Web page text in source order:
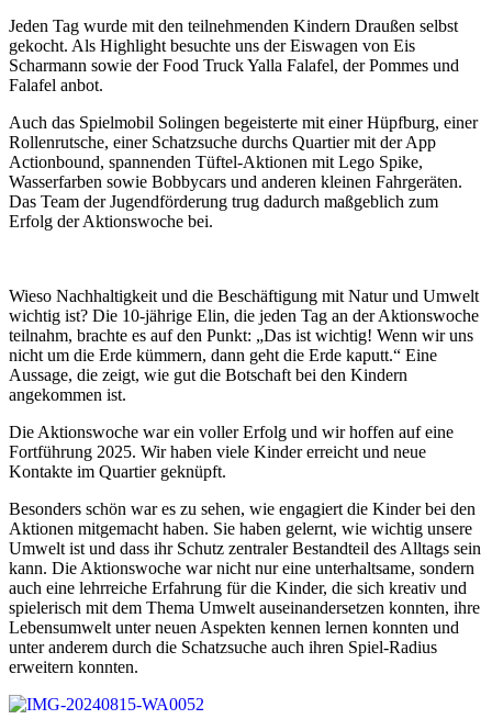
Jeden Tag wurde mit den teilnehmenden Kindern Draußen selbst
gekocht. Als Highlight besuchte uns der Eiswagen von Eis
Scharmann sowie der Food Truck Yalla Falafel, der Pommes und
Falafel anbot.
Auch das Spielmobil Solingen begeisterte mit einer Hüpfburg, einer
Rollenrutsche, einer Schatzsuche durchs Quartier mit der App
Actionbound, spannenden Tüftel-Aktionen mit Lego Spike,
Wasserfarben sowie Bobbycars und anderen kleinen Fahrgeräten.
Das Team der Jugendförderung trug dadurch maßgeblich zum
Erfolg der Aktionswoche bei.
Wieso Nachhaltigkeit und die Beschäftigung mit Natur und Umwelt
wichtig ist? Die 10-jährige Elin, die jeden Tag an der Aktionswoche
teilnahm, brachte es auf den Punkt: „Das ist wichtig! Wenn wir uns
nicht um die Erde kümmern, dann geht die Erde kaputt.“ Eine
Aussage, die zeigt, wie gut die Botschaft bei den Kindern
angekommen ist.
Die Aktionswoche war ein voller Erfolg und wir hoffen auf eine
Fortführung 2025. Wir haben viele Kinder erreicht und neue
Kontakte im Quartier geknüpft.
Besonders schön war es zu sehen, wie engagiert die Kinder bei den
Aktionen mitgemacht haben. Sie haben gelernt, wie wichtig unsere
Umwelt ist und dass ihr Schutz zentraler Bestandteil des Alltags sein
kann. Die Aktionswoche war nicht nur eine unterhaltsame, sondern
auch eine lehrreiche Erfahrung für die Kinder, die sich kreativ und
spielerisch mit dem Thema Umwelt auseinandersetzen konnten, ihre
Lebensumwelt unter neuen Aspekten kennen lernen konnten und
unter anderem durch die Schatzsuche auch ihren Spiel-Radius
erweitern konnten.